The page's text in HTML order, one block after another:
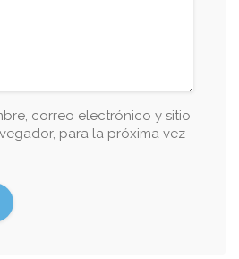
correo electrónico y sitio
para la próxima vez